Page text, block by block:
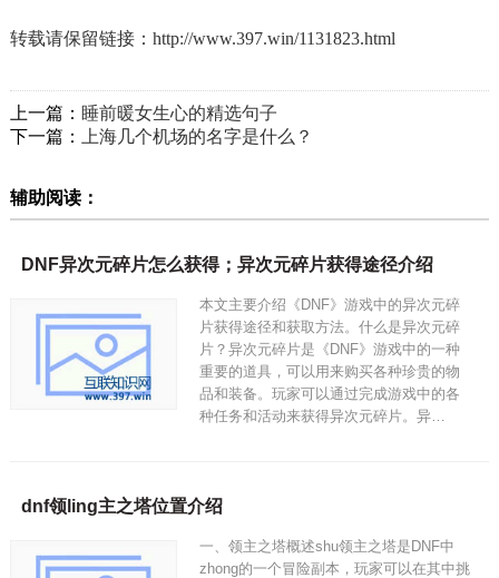
转载请保留链接： http://www.397.win/1131823.html
上一篇： 睡前暖女生心的精选句子
下一篇：
上海几个机场的名字是什么？
辅助阅读：
DNF异次元碎片怎么获得；异次元碎片获得途径介绍
本文主要介绍《DNF》游戏中的异次元碎
片获得途径和获取方法。什么是异次元碎
片？异次元碎片是《DNF》游戏中的一种
重要的道具，可以用来购买各种珍贵的物
品和装备。玩家可以通过完成游戏中的各
种任务和活动来获得异次元碎片。异…
dnf领ling主之塔位置介绍
一、领主之塔概述shu领主之塔是DNF中
zhong的一个冒险副本，玩家可以在其中挑